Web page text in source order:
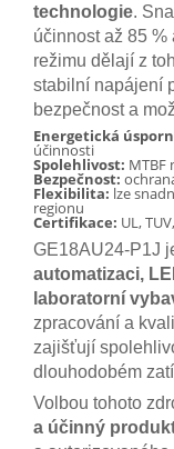
technologie.
účinnost až 85
režimu dělají z
stabilní napájení
bezpečnost a
Energetická
účinnosti
Spolehlivost: MTBF
Bezpečnost:
Flexibilita: lze
regionu
Certifikace: UL,
GE18AU24-P1J
automatizaci,
laboratorní
zpracování a
zajišťují
dlouhodobém
Volbou tohoto
a účinný